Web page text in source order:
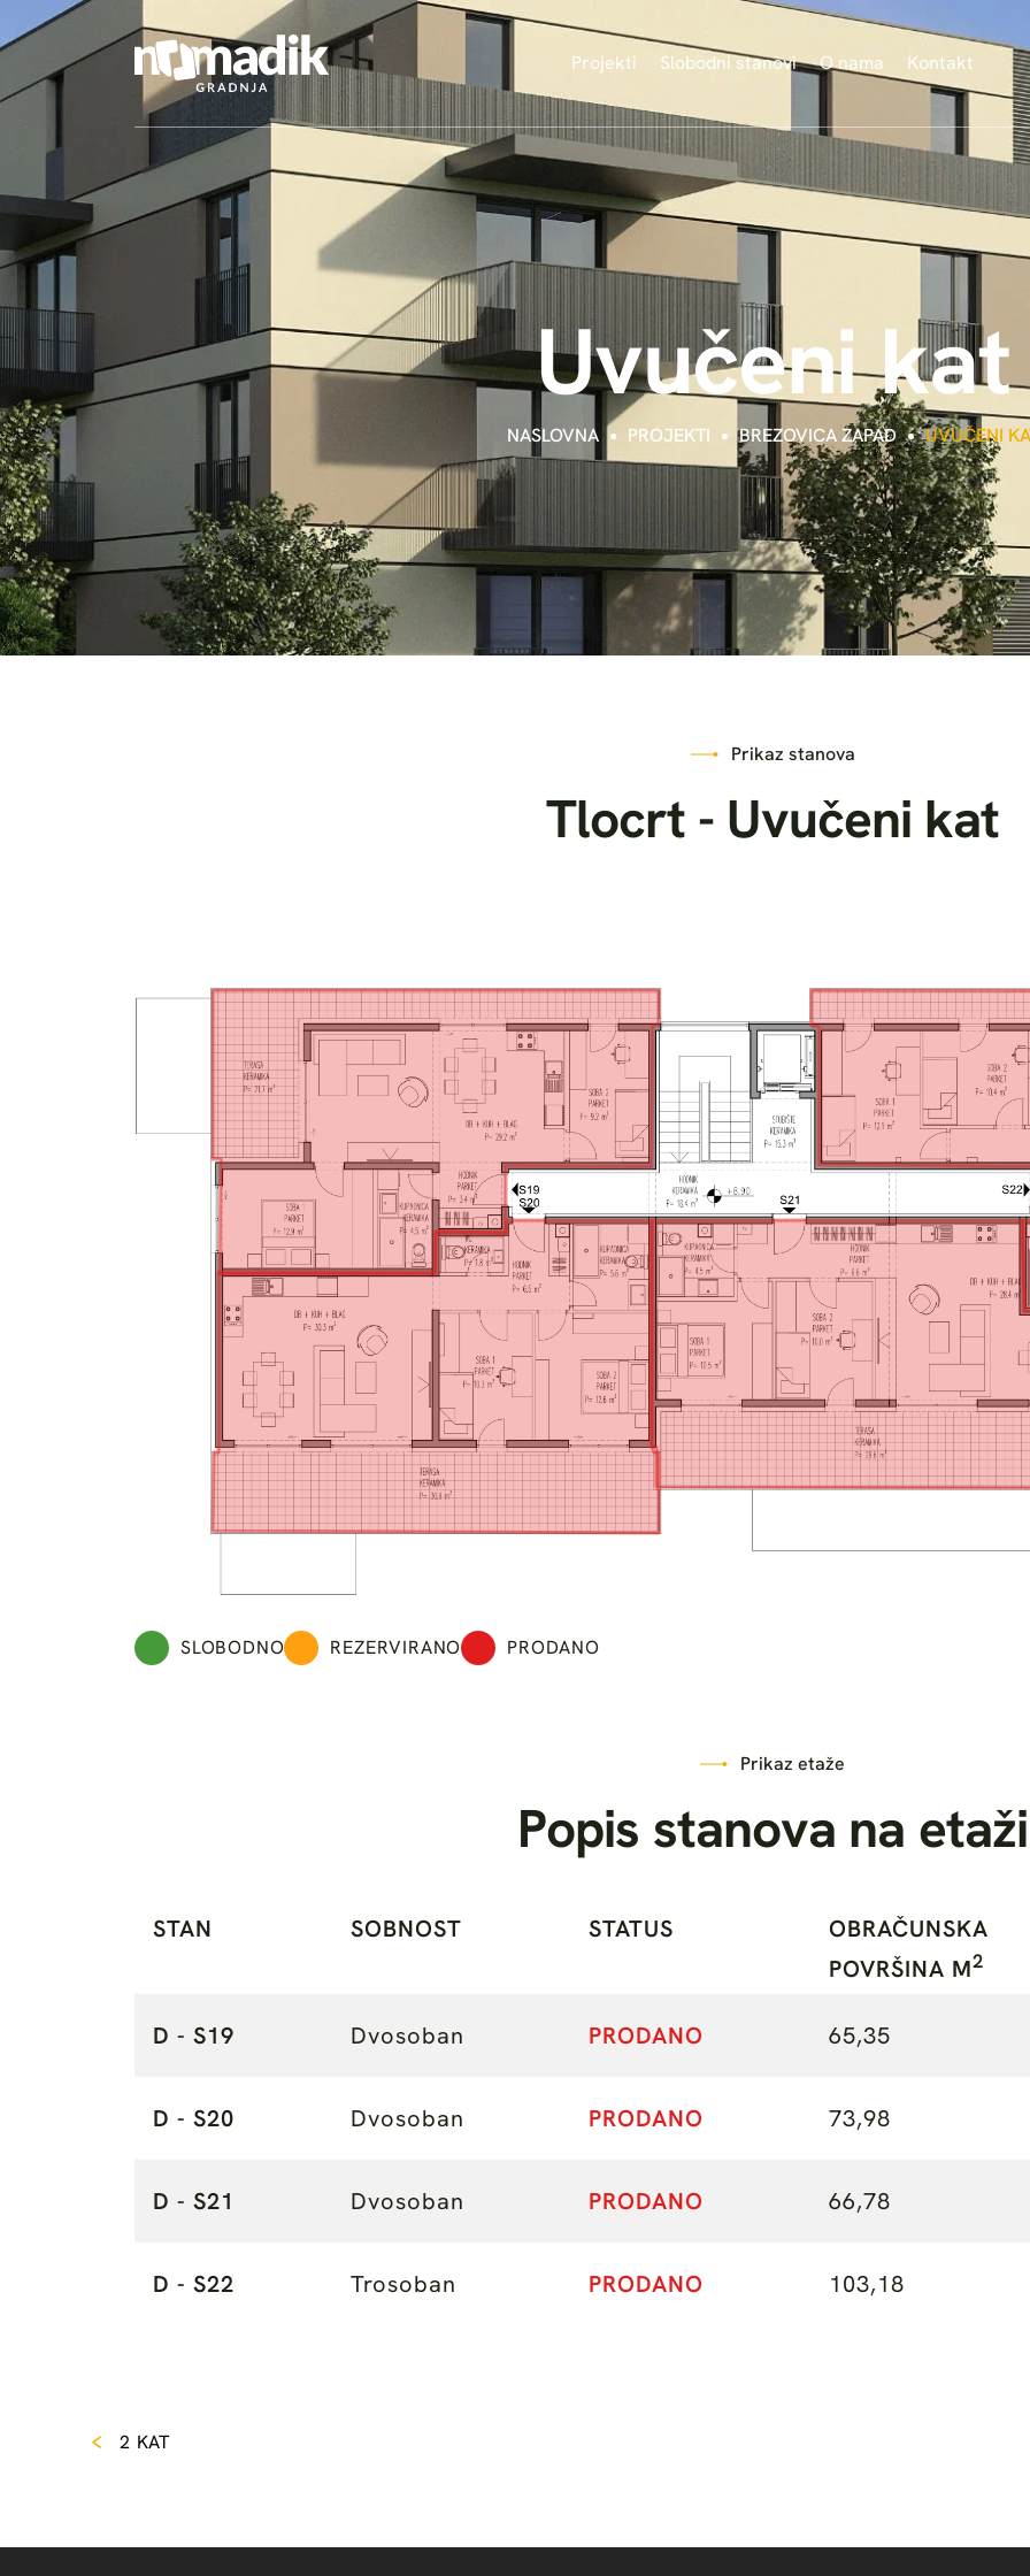
Projekti Slobodni stanovi O nama Kontakt
Uvučenikat
NASLOVNA PROJEKTI BREZOVICA ZAPAD UVUČENI
Prikaz stanova
Tlocrt - Uvučeni kat
SLOBODNO REZERVIRANO PRODANO
Prikaz etaže
Popis stanova na etaži
STAN SOBNOST STATUS
OBRAČUNSKA
POVRŠINA M2
D - S19 Dvosoban PRODANO 65,35
D - S20 Dvosoban PRODANO 73,98
D - S21 Dvosoban PRODANO 66,78
D - S22 Trosoban PRODANO 103,18
2 KAT